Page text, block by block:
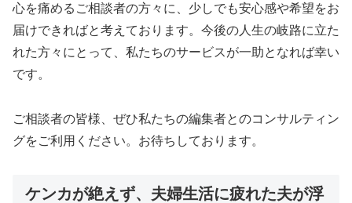
心を痛めるご相談者の方々に、少しでも安心感や希望をお
届けできればと考えております。今後の人生の岐路に立た
れた方々にとって、私たちのサービスが一助となれば幸い
です。
ご相談者の皆様、ぜひ私たちの編集者とのコンサルティン
グをご利用ください。お待ちしております。
ケンカが絶えず、夫婦生活に疲れた夫が浮